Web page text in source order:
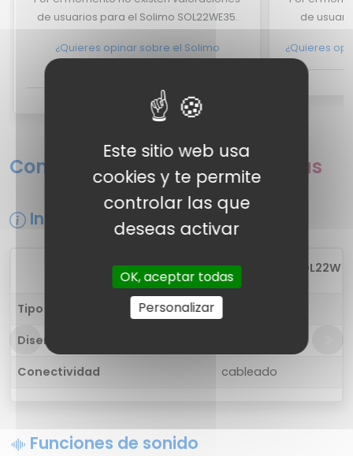
de usuarios para el Solimo SOL22WE35.
¿Quieres opinar sobre el Solimo
de
¿Quieres
Comparativa de fichas técnicas
Información general
1 Solimo
Tipo de auricular
Diseño
Conectividad
cableado
Funciones de sonido
Este sitio web usa
cookies y te permite
controlar las que
deseas activar
OK, aceptar todas
Personalizar